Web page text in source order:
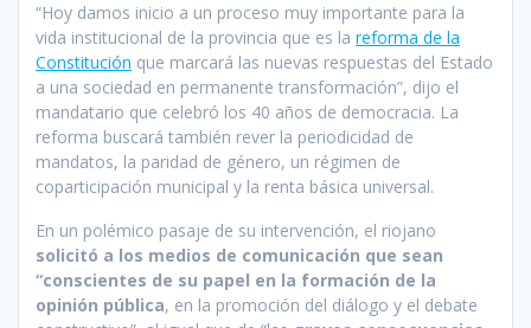
“Hoy damos inicio a un proceso muy importante para la
vida institucional de la provincia que es la reforma de la
Constitución que marcará las nuevas respuestas del Estado
a una sociedad en permanente transformación”, dijo el
mandatario que celebró los 40 años de democracia. La
reforma buscará también rever la periodicidad de
mandatos, la paridad de género, un régimen de
coparticipación municipal y la renta básica universal.
En un polémico pasaje de su intervención, el riojano
solicitó a los medios de comunicación que sean
“conscientes de su papel en la formación de la
opinión pública, en la promoción del diálogo y el debate